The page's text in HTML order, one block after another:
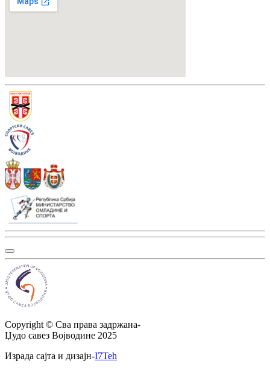
Copyright © Сва права задржана-
Џудо савез Војводине 2025
Израда сајта и дизајн-I7Teh